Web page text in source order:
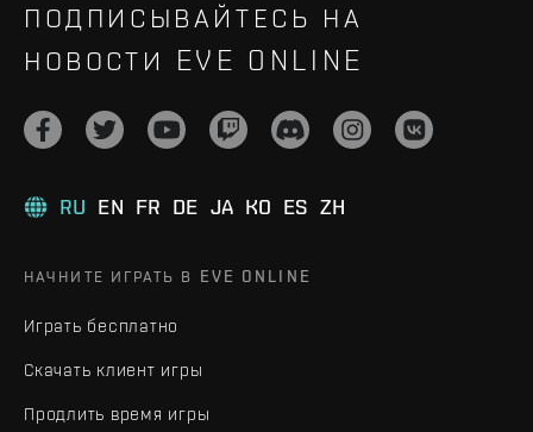
ПОДПИСЫВАЙТЕСЬ НА
НОВОСТИ EVE ONLINE
RU EN FR DE JA KO ES ZH
НАЧНИТЕ ИГРАТЬ В EVE ONLINE
Играть бесплатно
Скачать клиент игры
Продлить время игры